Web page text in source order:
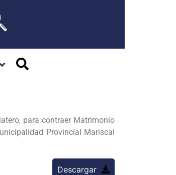
para contraer Matrimonio
Provincial Mariscal
Descargar